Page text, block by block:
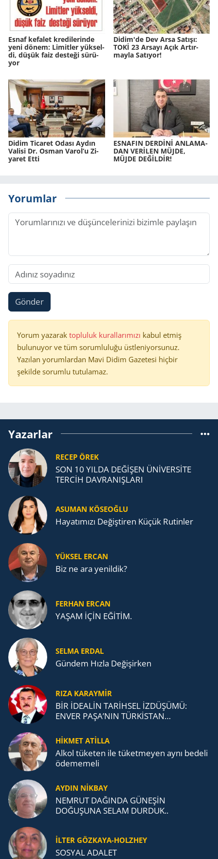
Esnaf ke­fa­let kre­di­le­rin­de
yeni dönem: Li­mit­ler yük­sel­
di, düşük faiz des­te­ği sü­rü­
yor
Didim'de Dev Arsa Sa­tı­şı:
TOKİ 23 Ar­sa­yı Açık Ar­tır­
may­la Sa­tı­yor!
Didim Ti­ca­ret Odası Aydın
Va­li­si Dr. Osman Varol’u Zi­
ya­ret Etti
ES­NA­FIN DERDİNİ AN­LA­MA­
DAN VERİLEN MÜJDE,
MÜJDE DEĞİLDİR!
Yorumlar
Gönder
Yorum yazarak topluluk kurallarımızı kabul etmiş
bulunuyor ve tüm sorumluluğu üstleniyorsunuz.
Yazılan yorumlardan Mavi Didim Gazetesi hiçbir
şekilde sorumlu tutulamaz.
Yazarlar
RECEP ÖREK
SON 10 YILDA DEĞİŞEN ÜNİVERSİTE
TERCİH DAVRANIŞLARI
ASUMAN KÖSEOĞLU
Ha­ya­tı­mı­zı De­ğiş­ti­ren Küçük Ru­tin­ler
YÜKSEL ERCAN
Biz ne ara yenildik?
FERHAN ERCAN
YAŞAM İÇİN EĞİTİM.
SELMA ERDAL
Gündem Hızla Değişirken
RIZA KARAYMIR
BİR İDEALİN TARİHSEL İZDÜŞÜMÜ:
ENVER PAŞA’NIN TÜRKİSTAN
TEŞKİLATI’NA UZANAN MİRASI
HİKMET ATİLLA
Alkol tü­ke­ten ile tü­ket­me­yen aynı be­de­li
öde­me­me­li
AYDIN NİKBAY
NEMRUT DAĞINDA GÜNEŞİN
DOĞUŞUNA SELAM DURDUK..
İLTER GÖZKAYA-HOLZHEY
SOSYAL ADALET